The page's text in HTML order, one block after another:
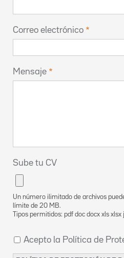
Correo electrónico
Mensaje
Sube tu CV
Un número ilimitado de archivos
límite de 20 MB.
Tipos permitidos: pdf doc docx xls xlsx
Acepto la Política de